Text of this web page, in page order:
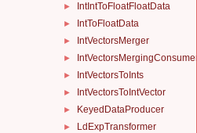
► IntIntToFloatFloatData
► IntToFloatData
► IntVectorsMerger
► IntVectorsMergingConsumer
► IntVectorsToInts
► IntVectorsToIntVector
► KeyedDataProducer
► LdExpTransformer